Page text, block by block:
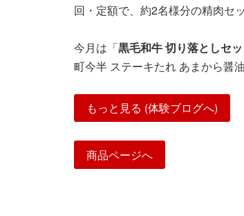
回・定額で、約2名様分の精肉セ
今月は「黒毛和牛 切り落としセッ
町今半 ステーキたれ あまから醤
もっと見る (体験ブログへ)
商品ページへ